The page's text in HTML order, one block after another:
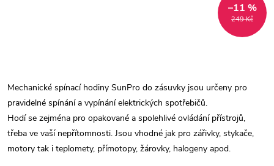
249 Kč
–11 %
Mechanické spínací hodiny SunPro do zásuvky jsou určeny pro
pravidelné spínání a vypínání elektrických spotřebičů.
Hodí se zejména pro opakované a spolehlivé ovládání přístrojů,
třeba ve vaší nepřítomnosti. Jsou vhodné jak pro zářivky, stykače,
motory tak i teplomety, přímotopy, žárovky, halogeny apod.